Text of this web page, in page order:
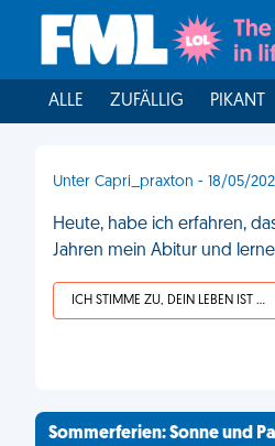
ALLE ZUFÄLLIG PIKANT
Unter Capri_praxton - 18/05/
Heute, habe ich erfahren,
Jahren mein Abitur und
ICH STIMME ZU, DEIN LEBEN IST SCHEISSE
Sommerferien: Sonne und